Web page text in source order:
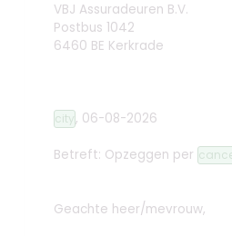
VBJ Assuradeuren B.V.
Postbus 1042
6460 BE Kerkrade
city, 06-08-2026
Betreft: Opzeggen per
Geachte heer/mevrouw,